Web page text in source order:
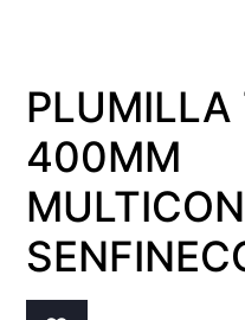
PLUMILLA
400MM